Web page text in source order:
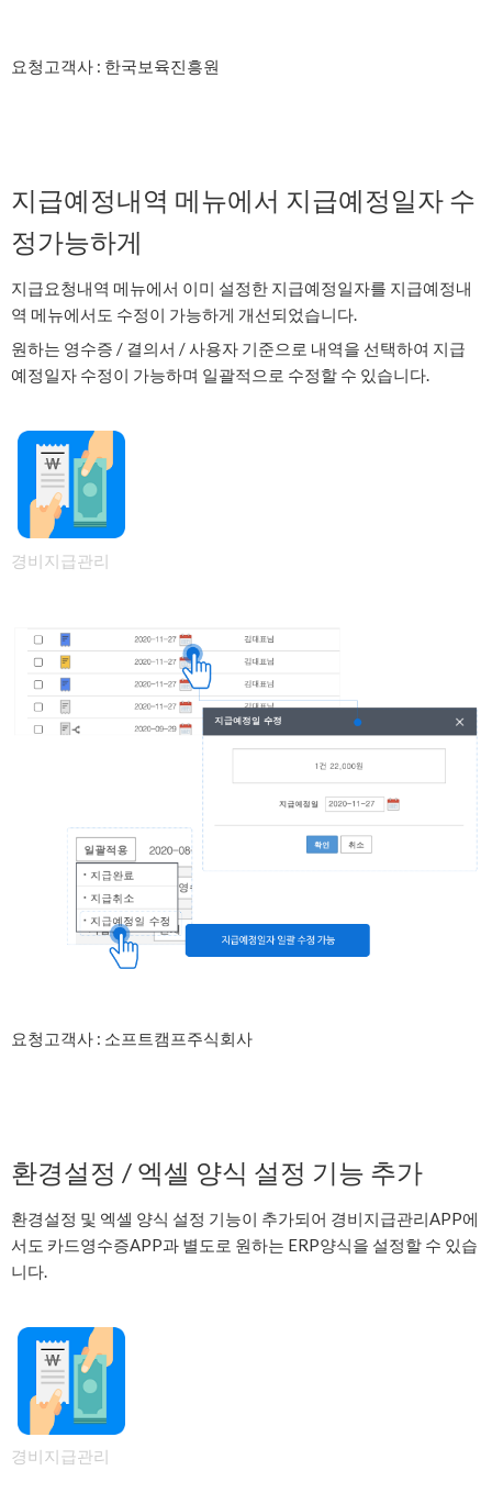
요청고객사 : 한국보육진흥원
지급예정내역 메뉴에서 지급예정일자 수
정가능하게
지급요청내역 메뉴에서 이미 설정한 지급예정일자를 지급예정내
역 메뉴에서도 수정이 가능하게 개선되었습니다.
원하는 영수증 / 결의서 / 사용자 기준으로 내역을 선택하여 지급
예정일자 수정이 가능하며 일괄적으로 수정할 수 있습니다.
경비지급관리
요청고객사 : 소프트캠프주식회사
환경설정 / 엑셀 양식 설정 기능 추가
환경설정 및 엑셀 양식 설정 기능이 추가되어 경비지급관리APP에
서도 카드영수증APP과 별도로 원하는 ERP양식을 설정할 수 있습
니다.
경비지급관리